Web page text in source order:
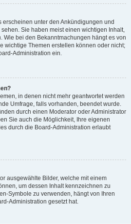
erscheinen unter den Ankündigungen und
Sie haben meist einen wichtigen Inhalt,
Wie bei den Bekanntmachungen hängt es von
wichtige Themen erstellen können oder nicht;
Administration ein.
in denen nicht mehr geantwortet werden
Umfrage, falls vorhanden, beendet wurde.
durch einen Moderator oder Administrator
Sie auch die Möglichkeit, Ihre eigenen
durch die Board-Administration erlaubt
ausgewählte Bilder, welche mit einem
um dessen Inhalt kennzeichnen zu
Symbole zu verwenden, hängt von Ihren
Administration gesetzt hat.